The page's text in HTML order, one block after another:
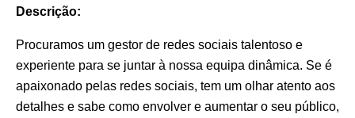
Descrição:
Procuramos um gestor de redes sociais talentoso e
experiente para se juntar à nossa equipa dinâmica. Se é
apaixonado pelas redes sociais, tem um olhar atento aos
detalhes e sabe como envolver e aumentar o seu público,